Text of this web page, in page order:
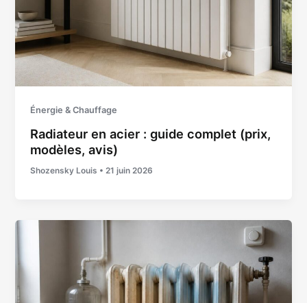
Énergie & Chauffage
Radiateur en acier : guide complet (prix,
modèles, avis)
Shozensky Louis •21 juin 2026